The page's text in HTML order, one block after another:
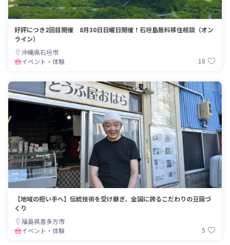
好評につき2回目開催 8月30日日曜日開催！石垣島無料移住相談（オン
ライン）
沖縄県石垣市
イベント・体験
18
【地域の担い手へ】伝統技術を受け継ぎ、全国に誇るこだわりの豆腐づ
くり
福島県喜多方市
イベント・体験
5